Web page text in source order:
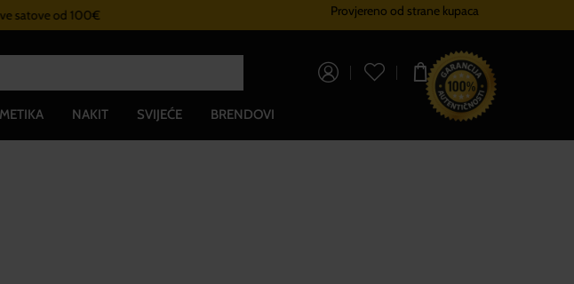
satove od 100€ Sustav vjernostiProvjereno od strane kupaca
0,00 €
NAKIT SVIJEĆE BRENDOVI